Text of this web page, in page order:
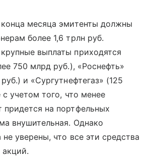
месяца эмитенты должны
более 1,6 трлн руб.
выплаты приходятся
750 млрд руб.), «Роснефть»
и «Сургутнефтегаз» (125
учетом того, что менее
придется на портфельных
внушительная. Однако
уверены, что все эти средства